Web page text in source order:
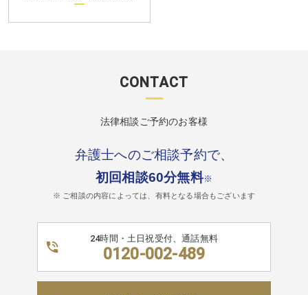
CONTACT
法律相談ご予約のお客様
弁護士へのご相談予約で、
初回相談60分無料※
※ ご相談の内容によっては、有料となる場合もございます
24時間・土日祝受付、通話無料
0120-002-489